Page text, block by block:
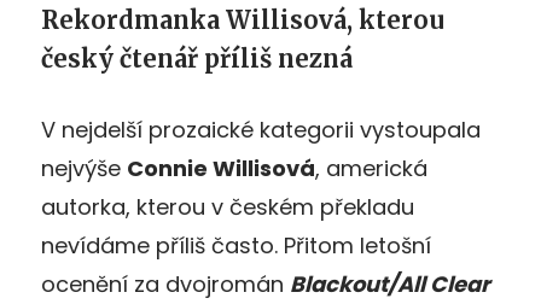
Rekordmanka Willisová, kterou
český čtenář příliš nezná
V nejdelší prozaické kategorii vystoupala
nejvýše Connie Willisová, americká
autorka, kterou v českém překladu
nevídáme příliš často. Přitom letošní
ocenění za dvojromán Blackout/All Clear